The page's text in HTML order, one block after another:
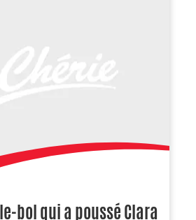
bol qui a poussé Clara